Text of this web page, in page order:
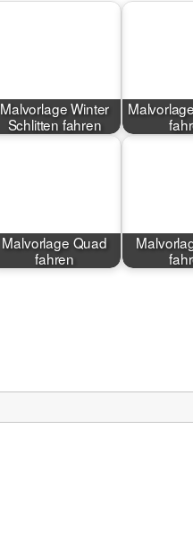
Malvorlage Winter
Schlitten fahren
Malvorlage Quad
fahren